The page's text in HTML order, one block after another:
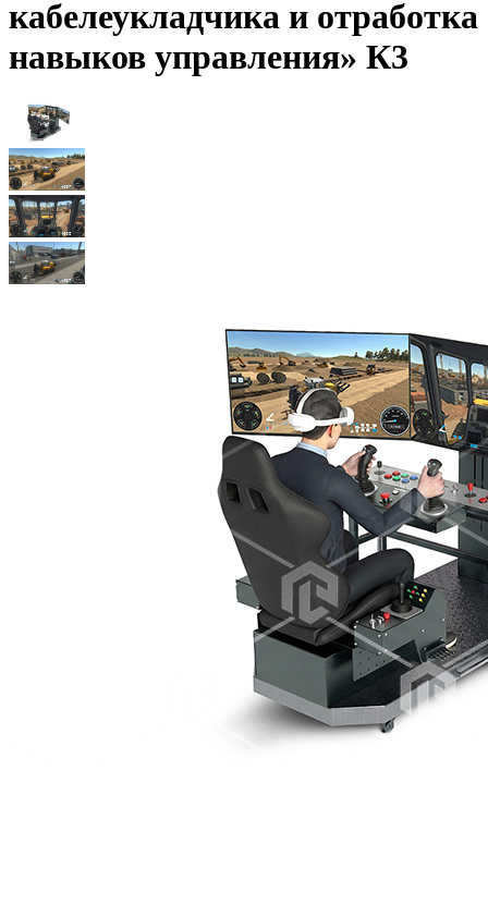
кабелеукладчика и отработка
навыков управления» К3